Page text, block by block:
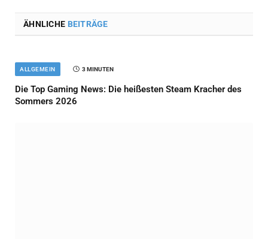
ÄHNLICHE BEITRÄGE
ALLGEMEIN 3 MINUTEN
Die Top Gaming News: Die heißesten Steam Kracher des
Sommers 2026